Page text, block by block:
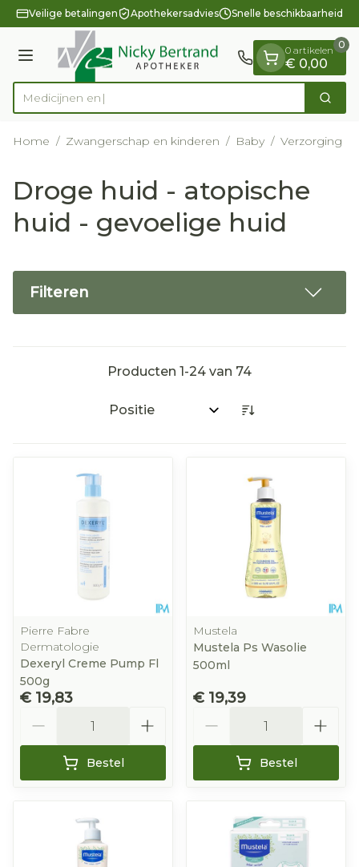
Ga naar de inhoud
1 van 1
Veilige betalingen Apothekersadvies Snelle beschikbaarheid
Menu
Product, merk, categorie... Zoek
0 artikelen
€ 0,00
0
Home / Zwangerschap en kinderen / Baby / Verzorging
Droge huid - atopische
huid - gevoelige huid
Filteren
Producten 1-24 van 74
Sorteer op:
Pierre Fabre
Dermatologie
Dexeryl Creme Pump Fl
500g
€ 19,83
Bestel
Mustela
Mustela Ps Wasolie
500ml
€ 19,39
Bestel